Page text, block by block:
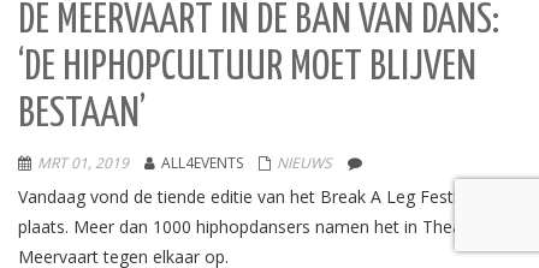
DE MEERVAART IN DE BAN VAN DANS:
‘DE HIPHOPCULTUUR MOET BLIJVEN
BESTAAN’
MRT 01, 2019 ALL4EVENTS NIEUWS
Vandaag vond de tiende editie van het Break A Leg Festival
plaats. Meer dan 1000 hiphopdansers namen het in Theater de
Meervaart tegen elkaar op.